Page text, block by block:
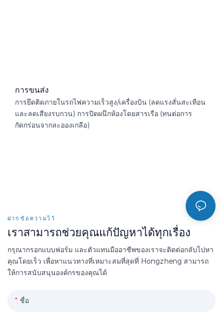
การขนส่ง
การยึดติดภายในรถไฟความเร็วสูง/เครื่องบิน (ลดแรงสั่นสะเทือน
และลดเสียงรบกวน) การปิดผนึกห้องโดยสารเรือ (ทนต่อการ
กัดกร่อนจากละอองเกลือ)
ฝากข้อความไว้
เราสามารถช่วยคุณแก้ปัญหาได้ทุกเรื่อง
กรุณากรอกแบบฟอร์ม และตัวแทนมืออาชีพของเราจะติดต่อกลับไปหา
คุณโดยเร็ว เพื่อหาแนวทางที่เหมาะสมที่สุดที่ Hongzheng สามารถ
ให้การสนับสนุนองค์กรของคุณได้
ชื่อ